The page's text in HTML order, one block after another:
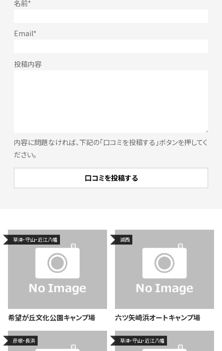
内容に問題なければ、下記の「口コミを投稿する」ボタンを押してく
ださい。
草津・守山・近江八幡
希望が丘文化公園キャンプ場
湖西
六ツ矢崎浜オートキャンプ場
彦根・長浜 草津・守山・近江八幡